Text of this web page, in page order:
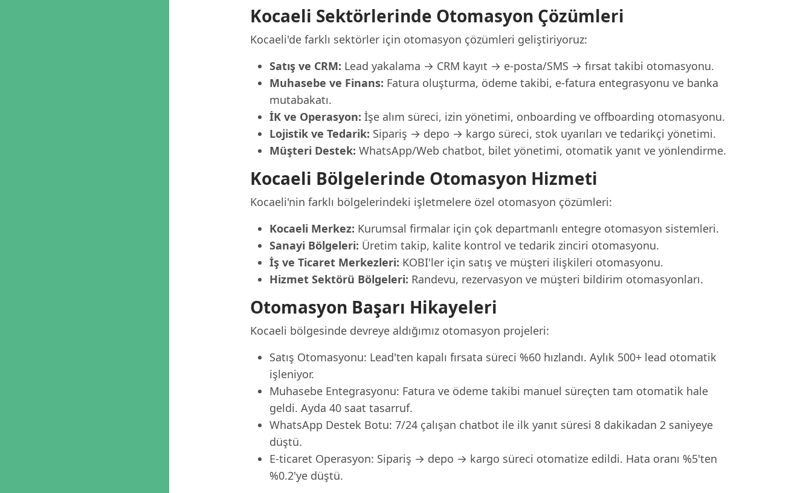
Kocaeli Sektörlerinde Otomasyon Çözümleri
Kocaeli'de farklı sektörler için otomasyon çözümleri geliştiriyoruz:
Satış ve CRM: Lead yakalama → CRM kayıt → e-posta/SMS → fırsat takibi otomasyonu.
Muhasebe ve Finans: Fatura oluşturma, ödeme takibi, e-fatura entegrasyonu ve banka
mutabakatı.
İK ve Operasyon: İşe alım süreci, izin yönetimi, onboarding ve offboarding otomasyonu.
Lojistik ve Tedarik: Sipariş → depo → kargo süreci, stok uyarıları ve tedarikçi yönetimi.
Müşteri Destek: WhatsApp/Web chatbot, bilet yönetimi, otomatik yanıt ve yönlendirme.
Kocaeli Bölgelerinde Otomasyon Hizmeti
Kocaeli'nin farklı bölgelerindeki işletmelere özel otomasyon çözümleri:
Kocaeli Merkez: Kurumsal firmalar için çok departmanlı entegre otomasyon sistemleri.
Sanayi Bölgeleri: Üretim takip, kalite kontrol ve tedarik zinciri otomasyonu.
İş ve Ticaret Merkezleri: KOBI'ler için satış ve müşteri ilişkileri otomasyonu.
Hizmet Sektörü Bölgeleri: Randevu, rezervasyon ve müşteri bildirim otomasyonları.
Otomasyon Başarı Hikayeleri
Kocaeli bölgesinde devreye aldığımız otomasyon projeleri:
Satış Otomasyonu: Lead'ten kapalı fırsata süreci %60 hızlandı. Aylık 500+ lead otomatik
işleniyor.
Muhasebe Entegrasyonu: Fatura ve ödeme takibi manuel süreçten tam otomatik hale
geldi. Ayda 40 saat tasarruf.
WhatsApp Destek Botu: 7/24 çalışan chatbot ile ilk yanıt süresi 8 dakikadan 2 saniyeye
düştü.
E-ticaret Operasyon: Sipariş → depo → kargo süreci otomatize edildi. Hata oranı %5'ten
%0.2'ye düştü.